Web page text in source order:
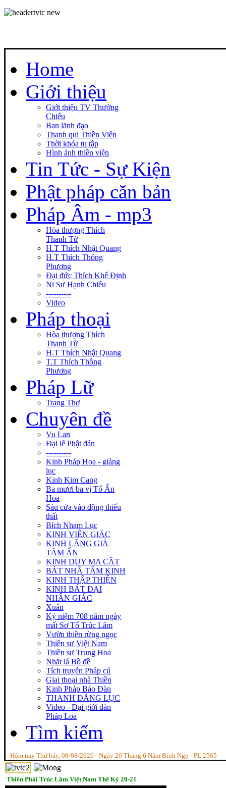
Home
Giới thiệu
Giới thiệu TV Thường
Chiếu
Ban lãnh đạo
Thanh qui Thiền Viện
Thời khóa tu tập
Hình ảnh thiền viện
Tin Tức - Sự Kiện
Phật pháp căn bản
Pháp Âm - mp3
Hòa thượng Thích
Thanh Từ
H.T Thích Nhật Quang
H.T Thích Thông
Phương
Đại đức Thích Khế Định
Ni Sư Hạnh Chiếu
----------
Video
Pháp thoại
Hòa thượng Thích
Thanh Từ
H.T Thích Nhật Quang
T.T Thích Thông
Phương
Pháp Lữ
Trang Thơ
Chuyên đề
Vu Lan
Đại lễ Phật đản
----------
Kinh Pháp Hoa - giảng
lục
Kinh Kim Cang
Ba mươi ba vị Tổ Ấn
Hoa
Sáu cửa vào động thiếu
thất
Bích Nham Lục
KINH VIÊN GIÁC
KINH LĂNG GIÀ
TÂM ẤN
KINH DUY MA CẬT
BÁT NHÃ TÂM KINH
KINH THẬP THIỆN
KINH BÁT ĐẠI
NHÂN GIÁC
Xuân
Kỷ niệm 708 năm ngày
mất Sơ Tổ Trúc Lâm
Vườn thiền rừng ngọc
Thiền sư Việt Nam
Thiền sư Trung Hoa
Nhặt lá Bồ đề
Tích truyện Pháp cú
Giai thoại nhà Thiền
Kinh Pháp Bảo Đàn
THANH ĐĂNG LỤC
Video - Đại giới dàn
Pháp Loa
Tìm kiếm
Hôm nay Thứ bảy, 08/08/2026 - Ngày 26 Tháng 6 Năm Bính Ngọ - PL 2565
Thiền Phái Trúc Lâm Việt Nam Thế Kỷ 20-21